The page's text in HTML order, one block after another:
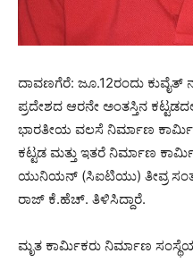
ದಾವಣಗೆರೆ: ಜೂ.12ರಂದು ಕುವೈತ್
ಪ್ರದೇಶದ ಆರನೇ ಅಂತಸ್ತಿನ
ಭಾರತೀಯ ವಲಸೆ ನಿರ್ಮಾಣ
ಕಟ್ಟಡ ಮತ್ತು ಇತರೆ ನಿರ್ಮಾಣ
ಯುನಿಯನ್ (ಸಿಐಟಿಯು) ತೀವ್ರ
ರಾಜ್ ಕೆ.ಹೆಚ್. ತಿಳಿಸಿದ್ದಾರೆ.
ಮೃತ ಕಾರ್ಮಿಕರು ನಿರ್ಮಾಣ